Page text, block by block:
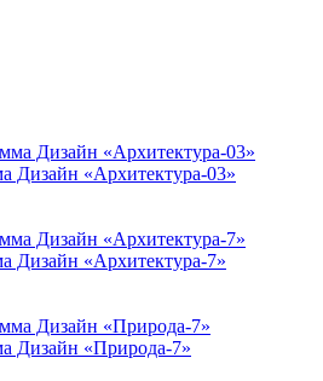
Дизайн «Архитектура-03»
Дизайн «Архитектура-7»
Дизайн «Природа-7»